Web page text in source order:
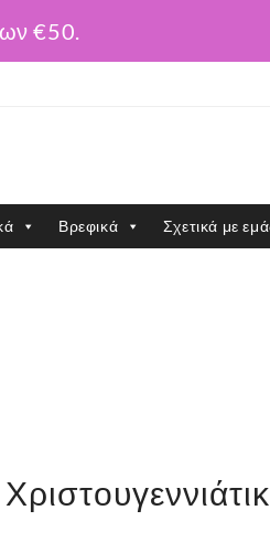
€50.
Βρεφικά Σχετικά με